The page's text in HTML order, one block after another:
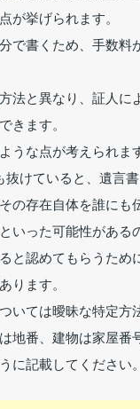
が挙げられます。
で書くため、手数
法と異なり、証人
きます。
うな点が考えられま
けていると、遺言
の存在自体を誰に
いった可能性がある
と認めてもらうため
ります。
いては曖昧な特定方
地番、建物は家屋
に記載してください。